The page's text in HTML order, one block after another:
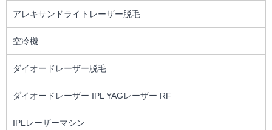
アレキサンドライトレーザー脱毛
空冷機
ダイオードレーザー脱毛
ダイオードレーザー IPL YAGレーザー RF
IPLレーザーマシン